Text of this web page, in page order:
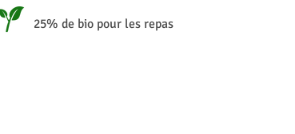
25% de bio pour les repas